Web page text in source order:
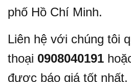
phố Hồ Chí Minh.
Liên hệ với chúng tôi
thoại 0908040191
được báo giá tốt nhất.